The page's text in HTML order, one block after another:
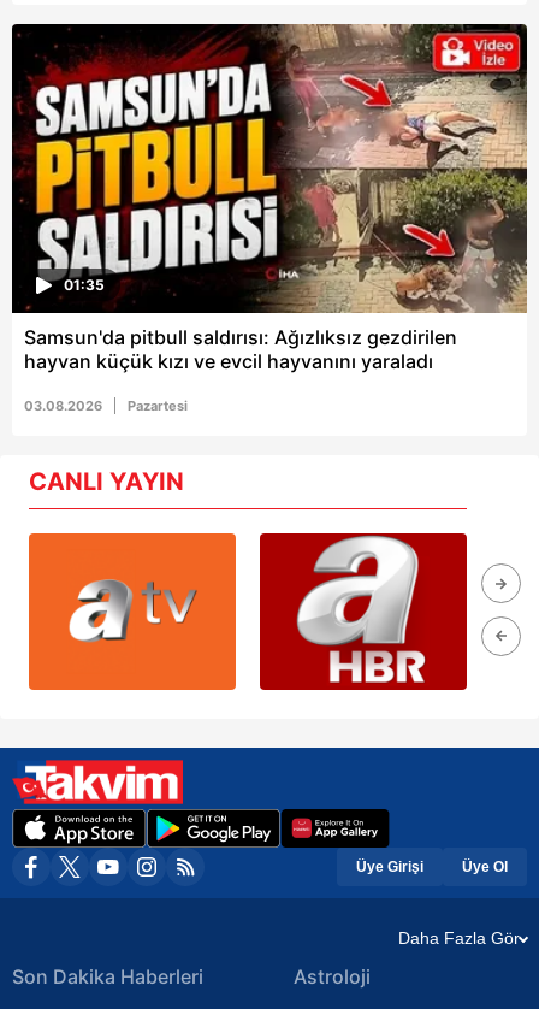
01:35
Samsun'da pitbull saldırısı: Ağızlıksız gezdirilen
hayvan küçük kızı ve evcil hayvanını yaraladı
03.08.2026 Pazartesi
CANLI YAYIN
Üye Girişi Üye Ol
Daha Fazla Gör
Son Dakika Haberleri Astroloji